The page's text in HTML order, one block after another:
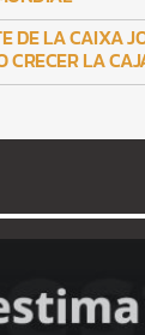
DE LA CAIXA
CRECER LA